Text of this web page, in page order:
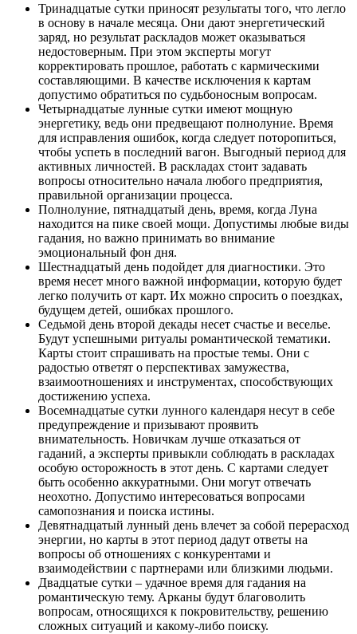
Тринадцатые сутки приносят результаты того, что легло
в основу в начале месяца. Они дают энергетический
заряд, но результат раскладов может оказываться
недостоверным. При этом эксперты могут
корректировать прошлое, работать с кармическими
составляющими. В качестве исключения к картам
допустимо обратиться по судьбоносным вопросам.
Четырнадцатые лунные сутки имеют мощную
энергетику, ведь они предвещают полнолуние. Время
для исправления ошибок, когда следует поторопиться,
чтобы успеть в последний вагон. Выгодный период для
активных личностей. В раскладах стоит задавать
вопросы относительно начала любого предприятия,
правильной организации процесса.
Полнолуние, пятнадцатый день, время, когда Луна
находится на пике своей мощи. Допустимы любые виды
гадания, но важно принимать во внимание
эмоциональный фон дня.
Шестнадцатый день подойдет для диагностики. Это
время несет много важной информации, которую будет
легко получить от карт. Их можно спросить о поездках,
будущем детей, ошибках прошлого.
Седьмой день второй декады несет счастье и веселье.
Будут успешными ритуалы романтической тематики.
Карты стоит спрашивать на простые темы. Они с
радостью ответят о перспективах замужества,
взаимоотношениях и инструментах, способствующих
достижению успеха.
Восемнадцатые сутки лунного календаря несут в себе
предупреждение и призывают проявить
внимательность. Новичкам лучше отказаться от
гаданий, а эксперты привыкли соблюдать в раскладах
особую осторожность в этот день. С картами следует
быть особенно аккуратными. Они могут отвечать
неохотно. Допустимо интересоваться вопросами
самопознания и поиска истины.
Девятнадцатый лунный день влечет за собой перерасход
энергии, но карты в этот период дадут ответы на
вопросы об отношениях с конкурентами и
взаимодействии с партнерами или близкими людьми.
Двадцатые сутки – удачное время для гадания на
романтическую тему. Арканы будут благоволить
вопросам, относящихся к покровительству, решению
сложных ситуаций и какому-либо поиску.